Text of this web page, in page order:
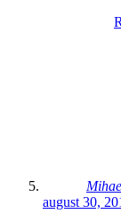
august 30,